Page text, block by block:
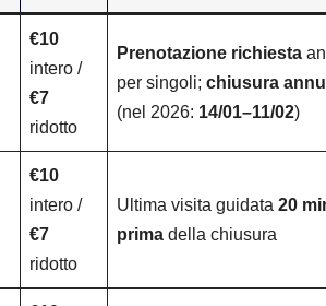
€10
intero /
€7
ridotto
Prenotazione richiesta
per singoli; chiusura
(nel 2026: 14/01–11/02)
€10
intero /
€7
ridotto
Ultima visita guidata 20
prima della chiusura